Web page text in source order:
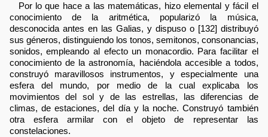
Por lo que hace a las matemáticas, hizo elemental y fácil el
conocimiento de la aritmética, popularizó la música,
desconocida antes en las Galias, y dispuso o [132] distribuyó
sus géneros, distinguiendo los tonos, semitonos, consonancias,
sonidos, empleando al efecto un monacordio. Para facilitar el
conocimiento de la astronomía, haciéndola accesible a todos,
construyó maravillosos instrumentos, y especialmente una
esfera del mundo, por medio de la cual explicaba los
movimientos del sol y de las estrellas, las diferencias de
climas, de estaciones, del día y la noche. Construyó también
otra esfera armilar con el objeto de representar las
constelaciones.